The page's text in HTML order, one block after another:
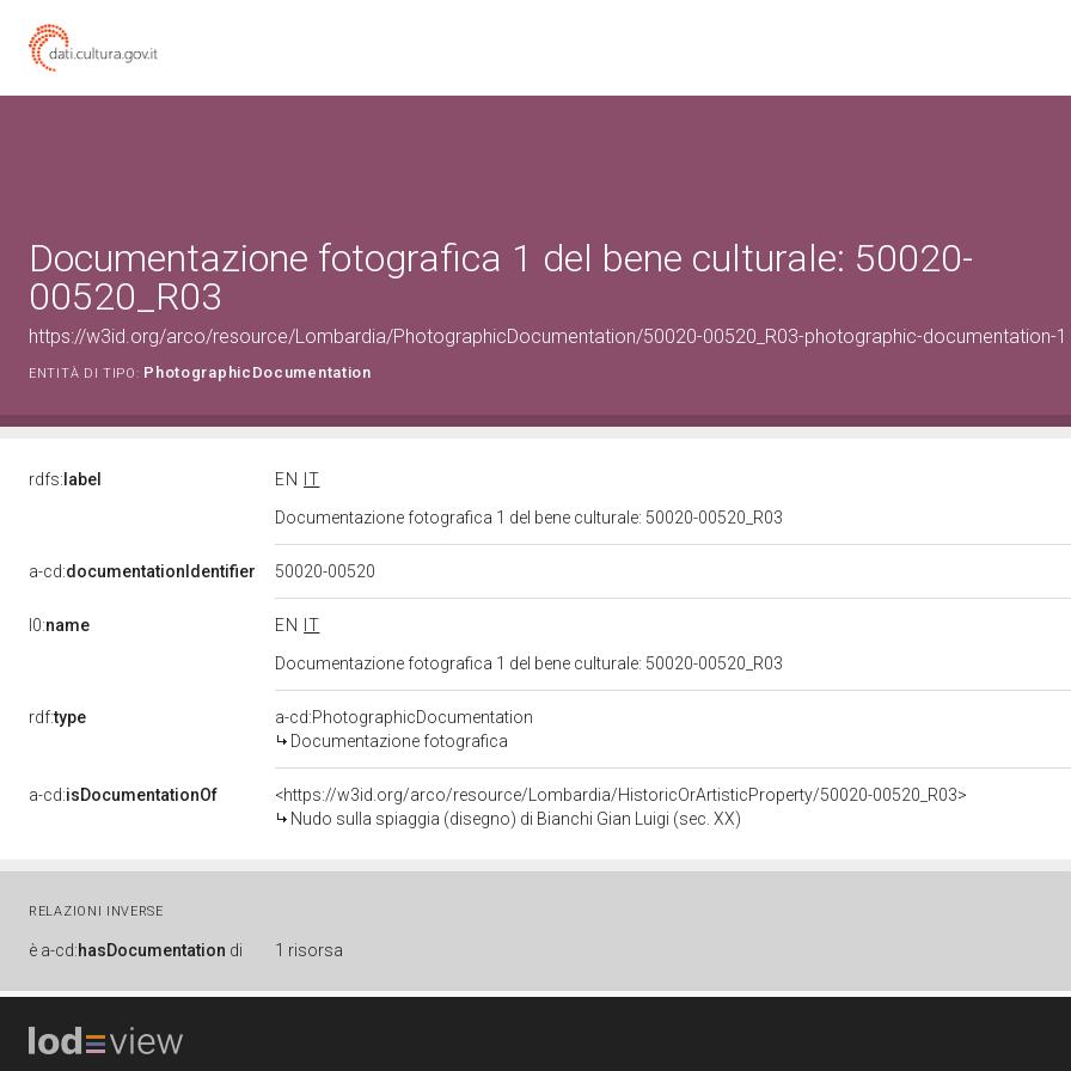
Documentazione fotografica 1 del bene culturale: 50020-
00520_R03
https://w3id.org/arco/resource/Lombardia/PhotographicDocumentation/50020-00520_R03-photographic-documentation-1
ENTITÀ DI TIPO: PhotographicDocumentation
rdfs: label EN
IT
Documentazione fotografica 1 del bene culturale: 50020-00520_R03
a-cd:documentationIdentifier 50020-00520
l0:name EN
IT
Documentazione fotografica 1 del bene culturale: 50020-00520_R03
rdf:type
a-cd:PhotographicDocumentation
Documentazione fotografica
a-cd:isDocumentationOf
<https://w3id.org/arco/resource/Lombardia/HistoricOrArtisticProperty/50020-00520_R03>
Nudo sulla spiaggia (disegno) di Bianchi Gian Luigi (sec. XX)
RELAZIONI INVERSE
è a-cd:hasDocumentation di 1 risorsa